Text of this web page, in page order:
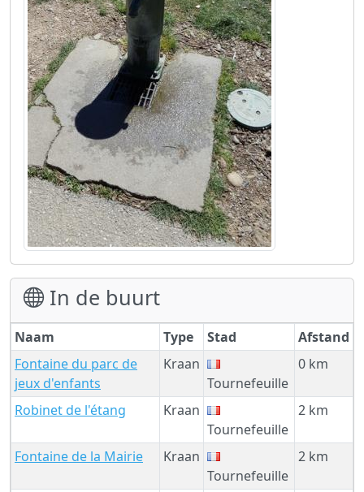
In de buurt
Naam Type Stad
Afstand
Fontaine du parc de
jeux d'enfants
Kraan
Tournefeuille
0 km
Robinet de l'étang
Kraan
Tournefeuille
2 km
Fontaine de la Mairie
Kraan
Tournefeuille
2 km